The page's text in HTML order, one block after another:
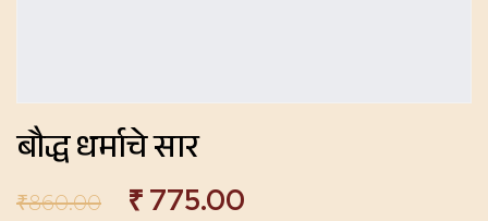
बौद्ध धर्माचे सार
₹860.00 ₹ 775.00